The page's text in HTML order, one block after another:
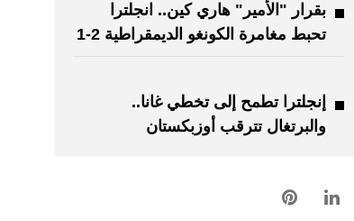
بقرار "الأمير" هاري كين.. انجلترا
تحبط مغامرة الكونغو الديمقراطية 2-1
إنجلترا تطمح إلى تخطي غانا..
والبرتغال تترقب أوزبكستان